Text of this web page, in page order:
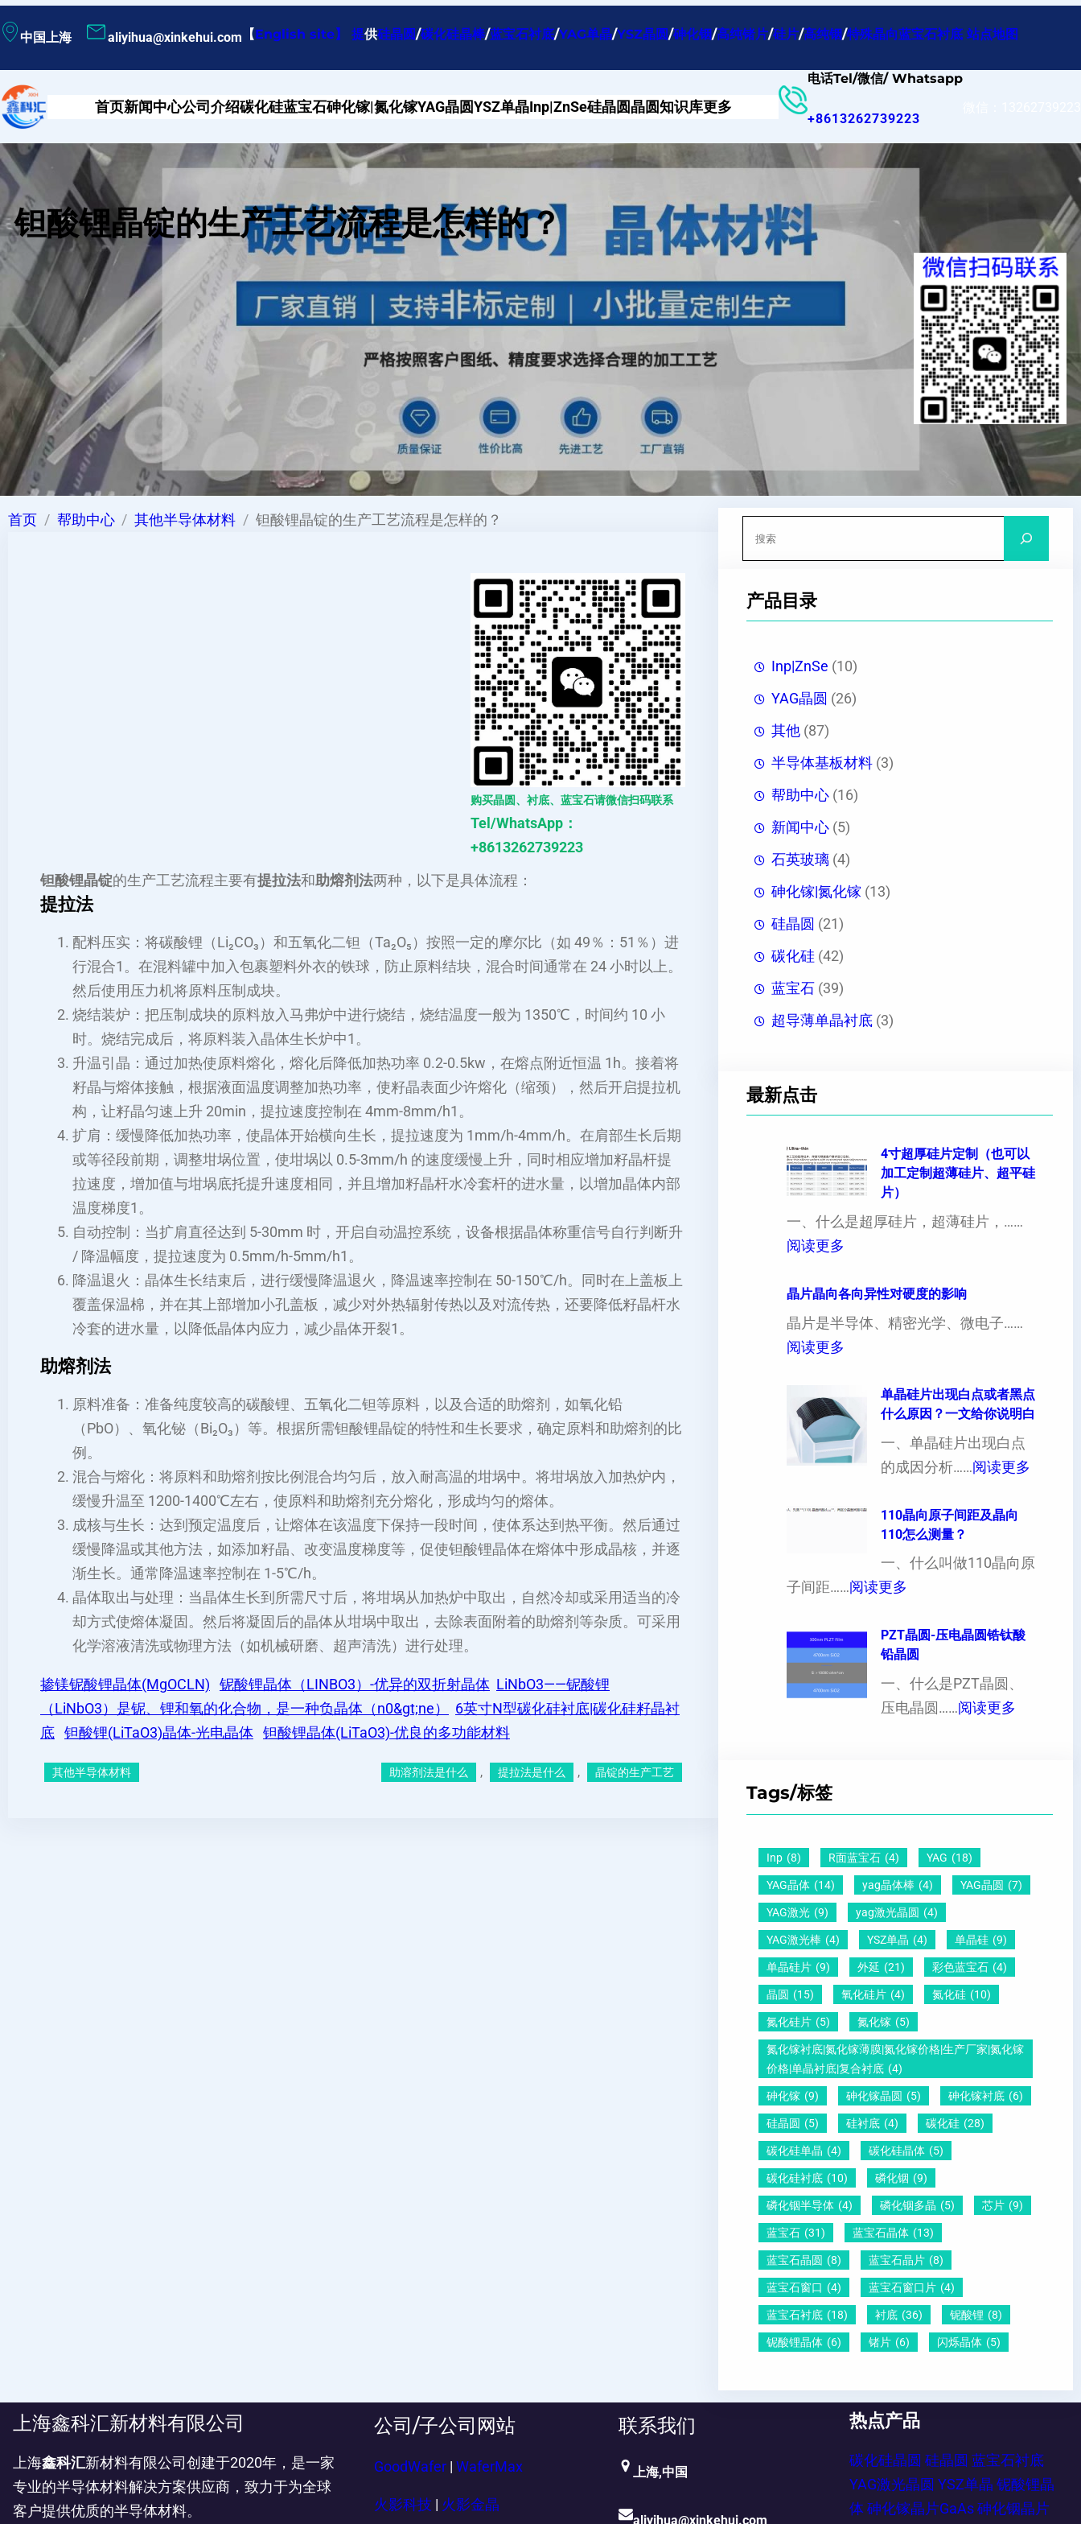
至
容
中国上海 aliyihua@xinkehui.com 【English site】 提供硅晶圆/碳化硅晶棒/蓝宝石衬底/YAG单晶/YSZ晶圆/砷化铟/高纯锗片/硅片/高纯铟/特殊晶向蓝宝石衬底 站点地图
首页新闻中心公司介绍碳化硅蓝宝石砷化镓|氮化镓YAG晶圆YSZ单晶Inp|ZnSe硅晶圆晶圆知识库更多
电话Tel/微信/ Whatsapp
+8613262739223
钽酸锂晶锭的生产工艺流程是怎样的？
首页 帮助中心 其他半导体材料 钽酸锂晶锭的生产工艺流程是怎样的？
购买晶圆、衬底、蓝宝石请微信扫码联系
Tel/WhatsApp：
+8613262739223
钽酸锂晶锭的生产工艺流程主要有提拉法和助熔剂法两种，以下是具体流程：
提拉法
配料压实：将碳酸锂（Li₂CO₃）和五氧化二钽（Ta₂O₅）按照一定的摩尔比（如 49％：51％）进
行混合1 。在混料罐中加入包裹塑料外衣的铁球，防止原料结块，混合时间通常在 24 小时以上。
然后使用压力机将原料压制成块。
烧结装炉：把压制成块的原料放入马弗炉中进行烧结，烧结温度一般为 1350℃，时间约 10 小
时。烧结完成后，将原料装入晶体生长炉中1 。
升温引晶：通过加热使原料熔化，熔化后降低加热功率 0.2-0.5kw，在熔点附近恒温 1h。接着将
籽晶与熔体接触，根据液面温度调整加热功率，使籽晶表面少许熔化（缩颈），然后开启提拉机
构，让籽晶匀速上升 20min，提拉速度控制在 4mm-8mm/h1 。
扩肩：缓慢降低加热功率，使晶体开始横向生长，提拉速度为 1mm/h-4mm/h。在肩部生长后期
或等径段前期，调整坩埚位置，使坩埚以 0.5-3mm/h 的速度缓慢上升，同时相应增加籽晶杆提
拉速度，增加值与坩埚底托提升速度相同，并且增加籽晶杆水冷套杆的进水量，以增加晶体内部
温度梯度1 。
自动控制：当扩肩直径达到 5-30mm 时，开启自动温控系统，设备根据晶体称重信号自行判断升
/ 降温幅度，提拉速度为 0.5mm/h-5mm/h1 。
降温退火：晶体生长结束后，进行缓慢降温退火，降温速率控制在 50-150℃/h。同时在上盖板上
覆盖保温棉，并在其上部增加小孔盖板，减少对外热辐射传热以及对流传热，还要降低籽晶杆水
冷套的进水量，以降低晶体内应力，减少晶体开裂1 。
助熔剂法
原料准备：准备纯度较高的碳酸锂、五氧化二钽等原料，以及合适的助熔剂，如氧化铅
（PbO）、氧化铋（Bi₂O₃）等。根据所需钽酸锂晶锭的特性和生长要求，确定原料和助熔剂的比
例。
混合与熔化：将原料和助熔剂按比例混合均匀后，放入耐高温的坩埚中。将坩埚放入加热炉内，
缓慢升温至 1200-1400℃左右，使原料和助熔剂充分熔化，形成均匀的熔体。
成核与生长：达到预定温度后，让熔体在该温度下保持一段时间，使体系达到热平衡。然后通过
缓慢降温或其他方法，如添加籽晶、改变温度梯度等，促使钽酸锂晶体在熔体中形成晶核，并逐
渐生长。通常降温速率控制在 1-5℃/h。
晶体取出与处理：当晶体生长到所需尺寸后，将坩埚从加热炉中取出，自然冷却或采用适当的冷
却方式使熔体凝固。然后将凝固后的晶体从坩埚中取出，去除表面附着的助熔剂等杂质。可采用
化学溶液清洗或物理方法（如机械研磨、超声清洗）进行处理。
掺镁铌酸锂晶体(MgOCLN) 铌酸锂晶体（LINBO3）-优异的双折射晶体 LiNbO3——铌酸锂
（LiNbO3）是铌、锂和氧的化合物，是一种负晶体（n0&gt;ne）
6英寸N型碳化硅衬底|碳化硅籽晶衬
底 钽酸锂(LiTaO3)晶体-光电晶体 钽酸锂晶体(LiTaO3)-优良的多功能材料
其他半导体材料 助溶剂法是什么 , 提拉法是什么 , 晶锭的生产工艺
产品目录
Inp|ZnSe (10)
YAG晶圆 (26)
其他(87)
半导体基板材料(3)
帮助中心(16)
新闻中心(5)
石英玻璃(4)
砷化镓|氮化镓(13)
硅晶圆 (21)
碳化硅(42)
蓝宝石(39)
超导薄单晶衬底(3)
最新点击
4寸超厚硅片定制（也可以
加工定制超薄硅片、超平硅
片）
一、什么是超厚硅片，超薄硅片，……
阅读更多
寸
超
定
制
（
可
工
制
薄
片
）
晶片晶向各向异性对硬度的影响
晶片是半导体、精密光学、微电子……
阅读更多
晶
向
各
异
硬
的
影
响
单晶硅片出现白点或者黑点
什么原因？一文给你说明白
一、单晶硅片出现白点
的成因分析……阅读更多
片
？
110晶向原子间距及晶向
110怎么测量？
一、什么叫做110晶向原
子间距……阅读更多
1
0
晶
向
晶
向
1
1
0
怎
测
量
PZT晶圆-压电晶圆锆钛酸
铅晶圆
一、什么是PZT晶圆、
压电晶圆……阅读更多
压
电
铅
圆
Tags/标签
Inp (8) R面蓝宝石 (4) YAG (18)
YAG晶体 (14) yag晶体棒 (4) YAG晶圆 (7)
YAG激光 (9) yag激光晶圆 (4)
YAG激光棒 (4) YSZ单晶 (4) 单晶硅 (9)
单晶硅片 (9) 外延 (21) 彩色蓝宝石 (4)
晶圆 (15) 氧化硅片 (4) 氮化硅 (10)
氮化硅片 (5) 氮化镓 (5)
氮化镓衬底|氮化镓薄膜|氮化镓价格|生产厂家|氮化镓
价格|单晶衬底|复合衬底 (4)
砷化镓 (9) 砷化镓晶圆 (5) 砷化镓衬底 (6)
硅晶圆 (5) 硅衬底 (4) 碳化硅 (28)
碳化硅单晶 (4) 碳化硅晶体 (5)
碳化硅衬底 (10) 磷化铟 (9)
磷化铟半导体 (4) 磷化铟多晶 (5) 芯片 (9)
蓝宝石 (31) 蓝宝石晶体 (13)
蓝宝石晶圆 (8) 蓝宝石晶片 (8)
蓝宝石窗口 (4) 蓝宝石窗口片 (4)
蓝宝石衬底 (18) 衬底 (36) 铌酸锂 (8)
铌酸锂晶体 (6) 锗片 (6) 闪烁晶体 (5)
上海鑫科汇新材料有限公司
上海鑫科汇新材料有限公司创建于2020年，是一家
专业的半导体材料解决方案供应商，致力于为全球
客户提供优质的半导体材料。
公司/子公司网站
GoodWafer| WaferMax
火影科技 火影金晶
联系我们
上海,中国
aliyihua@xinkehui.com
热点产品
碳化硅晶圆 硅晶圆 蓝宝石衬底
YAG激光晶圆 YSZ单晶 铌酸锂晶
体 砷化镓晶片GaAs 砷化铟晶片